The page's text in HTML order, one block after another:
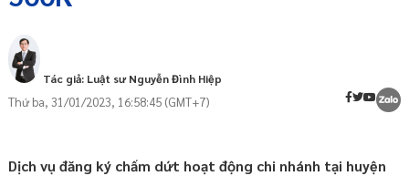
Tác giả: Luật sư Nguyễn Đình Hiệp
Thứ ba, 31/01/2023, 16:58:45 (GMT+7)
Dịch vụ đăng ký chấm dứt hoạt động chi nhánh tại huyện
Hồ sơ bạn cần chuẩn bị khi đăng ký chấm
dứt hoạt động của chi nhánh là gì?
phí qua zalo
sư trực tuyến online
gói
gói